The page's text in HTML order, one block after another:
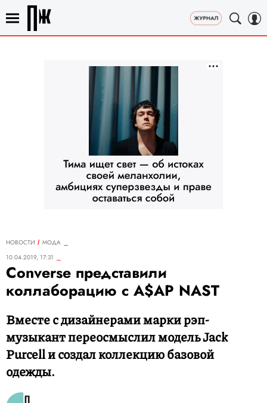
НОВОСТИ
МОДА
10.04.2019, 17:31
Converse представили
коллаборацию с A$AP NAST
Вместе с дизайнерами марки рэп-
музыкант переосмыслил модель Jack
Purcell и создал коллекцию базовой
одежды.